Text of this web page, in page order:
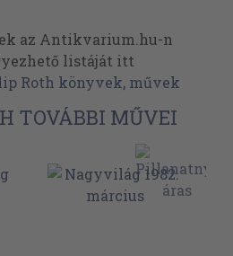
az Antikvarium.hu-n
listáját itt
Roth könyvek, művek
TOVÁBBI MŰVEI